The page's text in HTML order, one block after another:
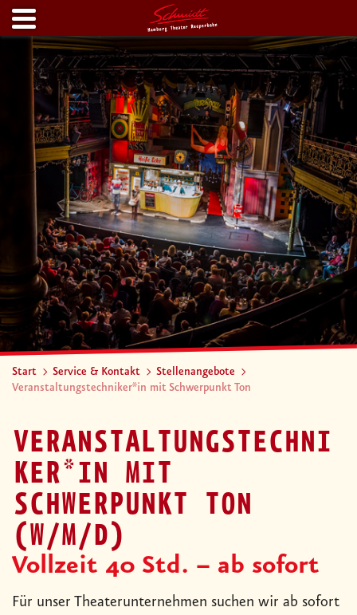
Start Service & Kontakt
Stellenangebote
Veranstaltungstechniker*in mit Schwerpunkt Ton
VERANSTALTUNGSTECHNI
KER*IN MIT
SCHWERPUNKT TON
(W/M/D)
Vollzeit 40 Std. – ab sofort
Für unser Theaterunternehmen suchen wir ab sofort